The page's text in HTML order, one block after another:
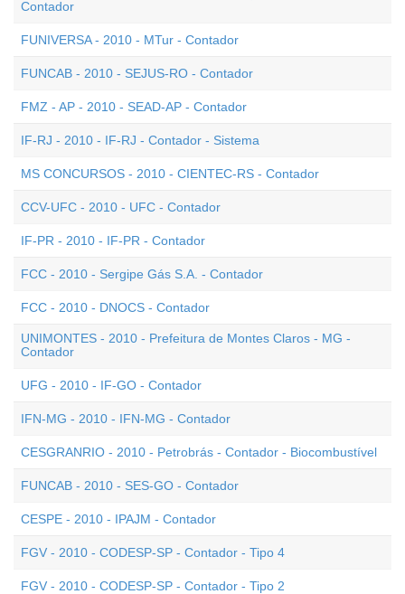
Contador
FUNIVERSA - 2010 - MTur - Contador
FUNCAB - 2010 - SEJUS-RO - Contador
FMZ - AP - 2010 - SEAD-AP - Contador
IF-RJ - 2010 - IF-RJ - Contador - Sistema
MS CONCURSOS - 2010 - CIENTEC-RS - Contador
CCV-UFC - 2010 - UFC - Contador
IF-PR - 2010 - IF-PR - Contador
FCC - 2010 - Sergipe Gás S.A. - Contador
FCC - 2010 - DNOCS - Contador
UNIMONTES - 2010 - Prefeitura de Montes Claros - MG -
Contador
UFG - 2010 - IF-GO - Contador
IFN-MG - 2010 - IFN-MG - Contador
CESGRANRIO - 2010 - Petrobrás - Contador - Biocombustível
FUNCAB - 2010 - SES-GO - Contador
CESPE - 2010 - IPAJM - Contador
FGV - 2010 - CODESP-SP - Contador - Tipo 4
FGV - 2010 - CODESP-SP - Contador - Tipo 2